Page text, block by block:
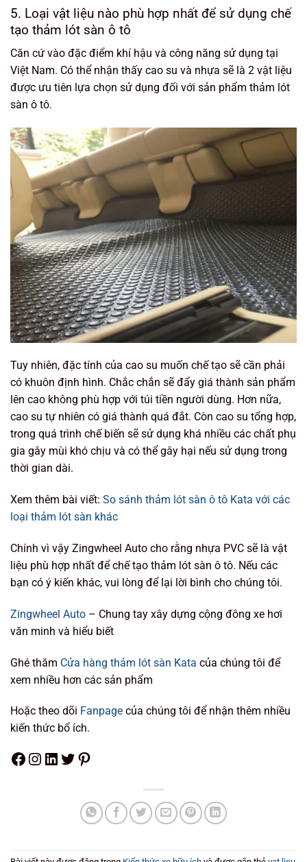
5. Loại vật liệu nào phù hợp nhất để sử dụng chế
tạo thảm lót sàn ô tô
Căn cứ vào đặc điểm khí hậu và công năng sử dụng tại
Việt Nam. Có thể nhận thấy cao su và nhựa sẽ là 2 vật liệu
được ưu tiên lựa chọn sử dụng đối với sản phẩm thảm lót
sàn ô tô.
Tuy nhiên, đặc tính của cao su muốn chế tạo sẽ cần phải
có khuôn định hình. Chắc chắn sẽ đẩy giá thành sản phẩm
lên cao không phù hợp với túi tiền người dùng. Hơn nữa,
cao su tự nhiên có giá thành quá đắt. Còn cao su tổng hợp,
trong quá trình chế biến sẽ sử dụng khá nhiều các chất phụ
gia gây mùi khó chịu và có thể gây hại nếu sử dụng trong
thời gian dài.
Xem thêm bài viết: So sánh thảm lót sàn ô tô Kata với các
loại thảm lót sàn khác
Chính vì vậy Zingwheel Auto cho rằng nhựa PVC sẽ là vật
liệu phù hợp nhất để chế tạo thảm lót sàn ô tô. Nếu các
bạn có ý kiến khác, vui lòng để lại lời bình cho chúng tôi.
Zingwheel Auto – Chung tay xây dựng cộng đông xe hơi
văn minh và hiểu biết
Ghé thăm Cửa hàng thảm lót sàn Kata của chúng tôi để
xem nhiều hơn các sản phẩm
Hoặc theo dõi Fanpage của chúng tôi để nhận thêm nhiều
kiến thức bổ ích.
Facebook
Instagram
LinkedIn
Twitter
Pinterest